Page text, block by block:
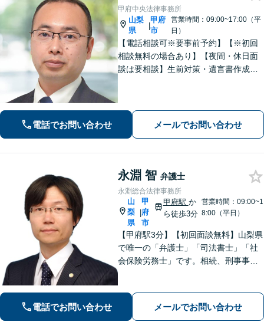
甲府中央法律事務所
山梨
県
|
甲府
市
営業時間：09:00~17:00（平
日）
【電話相談可※要事前予約】【※初回
相談無料の場合あり】【夜間・休日面
談は要相談】生前対策・遺言書作成は
示談交渉【法テラス相談利用可※事件
による】
電話でお問い合わせ メールでお問い合わせ
永淵 智 弁護士
永淵総合法律事務所
山
梨
県
|
甲
府
市
甲府駅 か
ら徒歩3分
営業時間：09:00~1
8:00（平日）
【甲府駅3分】【初回面談無料】山梨県
で唯一の「弁護士」「司法書士」「社
会保険労務士」です。相続、刑事事
し、最善の解決策をご提案いたしま
す。【休日・夜間面談可】【オンライ
電話でお問い合わせ メールでお問い合わせ